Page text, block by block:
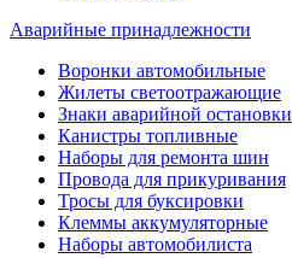
Аварийные принадлежности
Воронки автомобильные
Жилеты светоотражающие
Знаки аварийной остановки
Канистры топливные
Наборы для ремонта шин
Провода для прикуривания
Тросы для буксировки
Клеммы аккумуляторные
Наборы автомобилиста